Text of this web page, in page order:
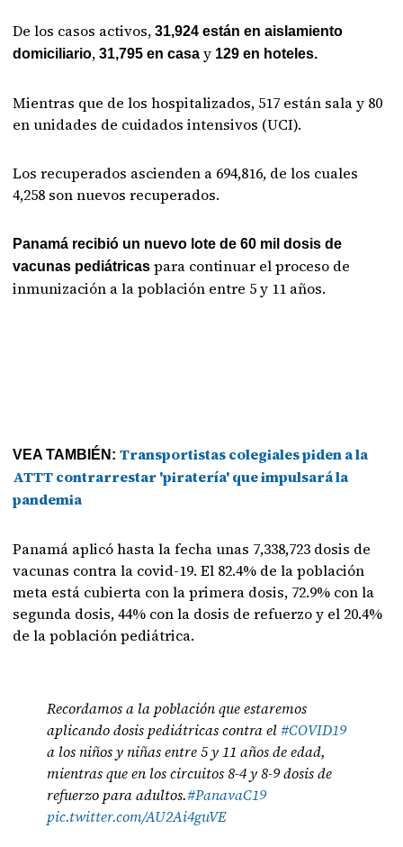
De los casos activos,31,924 están en aislamiento
domiciliario,31,795 en casa y 129 en hoteles.
Mientras que de los hospitalizados, 517 están sala y 80
en unidades de cuidados intensivos (UCI).
Los recuperados ascienden a 694,816, de los cuales
4,258 son nuevos recuperados.
Panamá recibió un nuevo lote de 60 mil dosis de
vacunas pediátricas para continuar el proceso de
inmunización a la población entre 5 y 11 años.
VEA TAMBIÉN:Transportistas colegiales piden a la
ATTT contrarrestar 'piratería' que impulsará la
pandemia
Panamá aplicó hasta la fecha unas 7,338,723 dosis de
vacunas contra la covid-19. El 82.4% de la población
meta está cubierta con la primera dosis, 72.9% con la
segunda dosis, 44% con la dosis de refuerzo y el 20.4%
de la población pediátrica.
Recordamos a la población que estaremos
aplicando dosis pediátricas contra el#COVID19
a los niños y niñas entre 5 y 11 años de edad,
mientras que en los circuitos 8-4 y 8-9 dosis de
refuerzo para adultos.#PanavaC19
pic.twitter.com/AU2Ai4guVE